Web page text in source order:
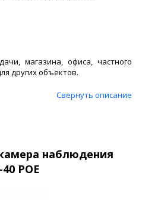
магазина, офиса, частного
других объектов.
Свернуть описание
наблюдения
POE